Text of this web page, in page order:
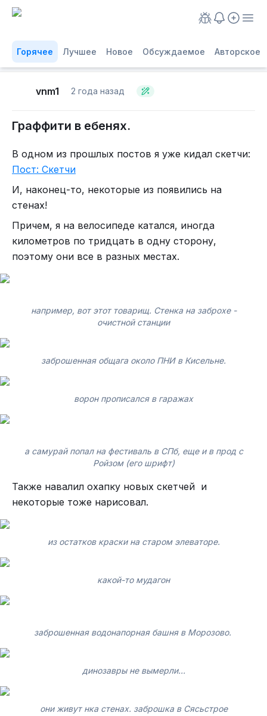
Горячее Лучшее Новое Обсуждаемое Авторское
vnm1 2 года назад
Граффити в ебенях.
В одном из прошлых постов я уже кидал скетчи:
Пост: Скетчи
И, наконец-то, некоторые из появились на
стенах!
Причем, я на велосипеде катался, иногда
километров по тридцать в одну сторону,
поэтому они все в разных местах.
например, вот этот товарищ. Стенка на заброхе -
очистной станции
заброшенная общага около ПНИ в Кисельне.
ворон прописался в гаражах
а самурай попал на фестиваль в СПб, еще и в прод с
Ройзом (его шрифт)
Также навалил охапку новых скетчей и
некоторые тоже нарисовал.
из остатков краски на старом элеваторе.
какой-то мудагон
заброшенная водонапорная башня в Морозово.
динозавры не вымерли...
они живут нка стенах. заброшка в Сясьстрое